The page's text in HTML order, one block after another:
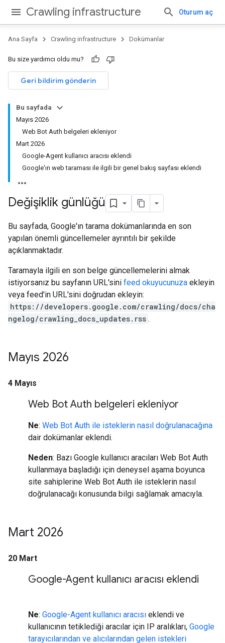
Crawling infrastructure Oturum aç
Ana Sayfa Crawling infrastructure Dokümanlar
Bu size yardımcı oldu mu?
Geri bildirim gönderin
Bu sayfada
Mayıs 2026
Web Bot Auth belgeleri ekleniyor
Mart 2026
Google-Agent kullanıcı aracısı eklendi
Google'ın web taraması ile ilgili bir genel bakış sayfası eklendi
Değişiklik günlüğü
Bu sayfada, Google'ın tarama dokümanlarında en son
yapılan önemli güncellemeler ayrıntılı bir şekilde
açıklanmaktadır.
Taramayla ilgili en son belge güncellemelerini almak
istiyorsanız bu sayfanın URL'sini feed okuyucunuza ekleyin
veya feed'in URL'sini doğrudan ekleyin:
https://developers.google.com/crawling/docs/cha
ngelog/crawling_docs_updates.rss .
Mayıs 2026
4 Mayıs
Web Bot Auth belgeleri ekleniyor
Ne: Web Bot Auth ile isteklerin nasıl doğrulanacağına
dair dokümanlar eklendi.
Neden: Bazı Google kullanıcı aracıları Web Bot Auth
kullanmaya başladığı için deneysel aşama boyunca
site sahiplerine Web Bot Auth ile isteklerin nasıl
doğrulanacağı konusunda bilgi sağlamak amacıyla.
Mart 2026
20 Mart
Google-Agent kullanıcı aracısı eklendi
Ne: Google-Agent kullanıcı aracısı eklendi ve
kullanıcının tetiklediği aracılar için IP aralıkları, Google
tarayıcılarından ve alıcılarından gelen istekleri